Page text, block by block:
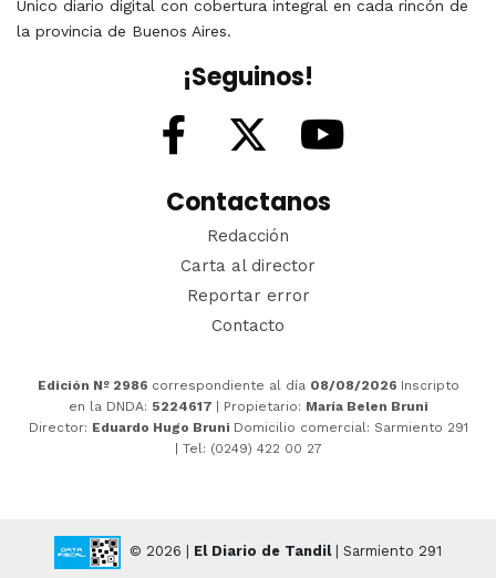
Único diario digital con cobertura integral en cada rincón de
la provincia de Buenos Aires.
¡Seguinos!
Contactanos
Redacción
Carta al director
Reportar error
Contacto
Edición Nº 2986 correspondiente al día 08/08/2026 Inscripto
en la DNDA: 5224617 | Propietario: María Belen Bruni
Director: Eduardo Hugo Bruni Domicilio comercial: Sarmiento 291
| Tel: (0249) 422 00 27
© 2026 | El Diario de Tandil| Sarmiento 291